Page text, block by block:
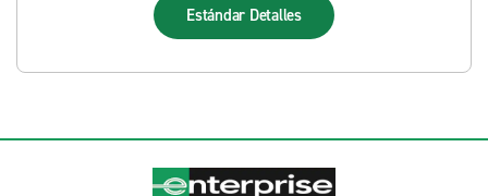
Estándar Detalles